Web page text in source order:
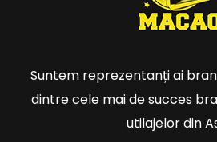
Suntem reprezentanți ai
dintre cele mai de succes
utilajelor din